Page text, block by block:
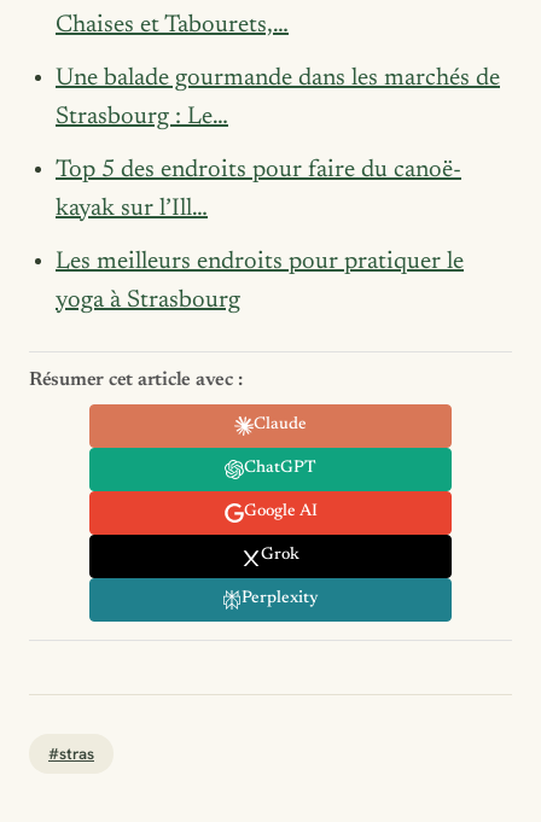
Chaises et Tabourets,…
Une balade gourmande dans les marchés de
Strasbourg : Le…
Top 5 des endroits pour faire du canoë-
kayak sur l’Ill…
Les meilleurs endroits pour pratiquer le
yoga à Strasbourg
Résumer cet article avec :
Claude
ChatGPT
Google AI
Grok
Perplexity
#stras